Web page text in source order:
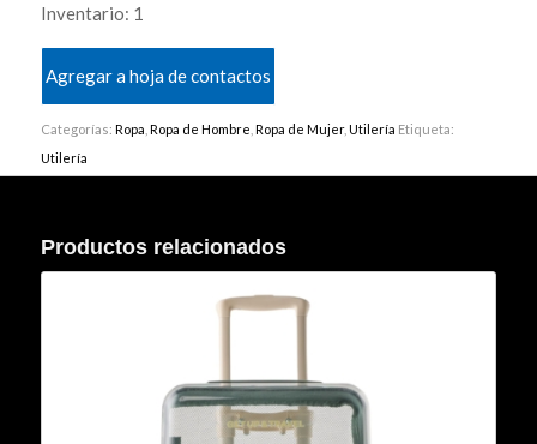
Inventario: 1
Agregar a hoja de contactos
Categorías: Ropa Ropa de Hombre Ropa de Mujer, Utilería Etiqueta:
Utilería
Productos relacionados